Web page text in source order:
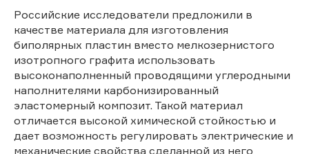
Российские исследователи предложили в
качестве материала для изготовления
биполярных пластин вместо мелкозернистого
изотропного графита использовать
высоконаполненный проводящими углеродными
наполнителями карбонизированный
эластомерный композит. Такой материал
отличается высокой химической стойкостью и
дает возможность регулировать электрические и
механические свойства сделанной из него